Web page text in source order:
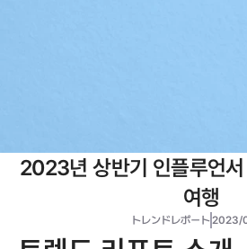
2023년 상반기 인플루언
여행
トレンドレポート2023/